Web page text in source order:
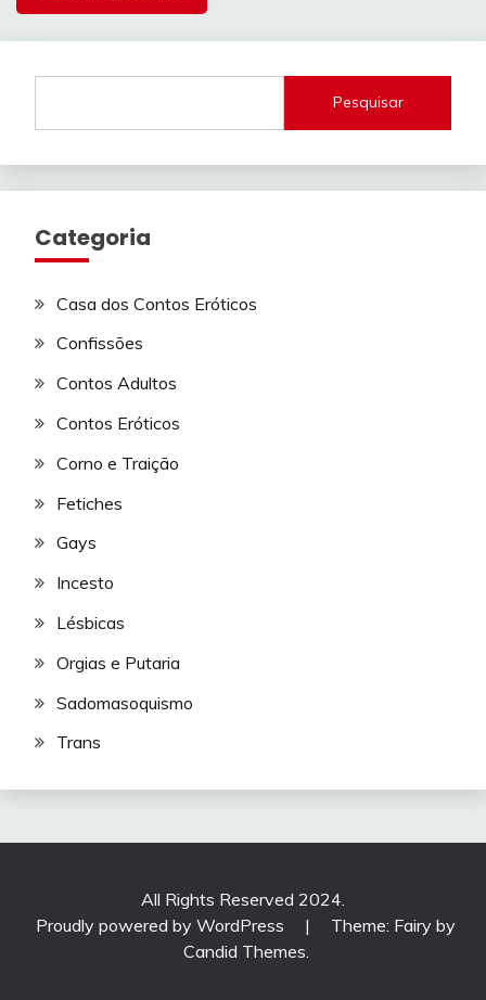
Pesquisar
Categoria
Casa dos Contos Eróticos
Confissões
Contos Adultos
Contos Eróticos
Corno e Traição
Fetiches
Gays
Incesto
Lésbicas
Orgias e Putaria
Sadomasoquismo
Trans
All Rights Reserved 2024.
Proudly powered by WordPress
|
Theme: Fairy by
Candid Themes.